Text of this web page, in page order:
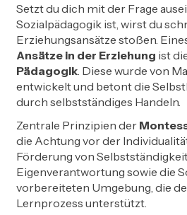
Setzt du dich mit der Frage
Sozialpädagogik ist, wirst du
Erziehungsansätze stoßen.
Ansätze in der Erziehung ist
Pädagogik. Diese wurde von
entwickelt und betont die
durch selbstständiges Handeln.
Zentrale Prinzipien der
die Achtung vor der
Förderung von
Eigenverantwortung sowie die
vorbereiteten Umgebung, die
Lernprozess unterstützt.